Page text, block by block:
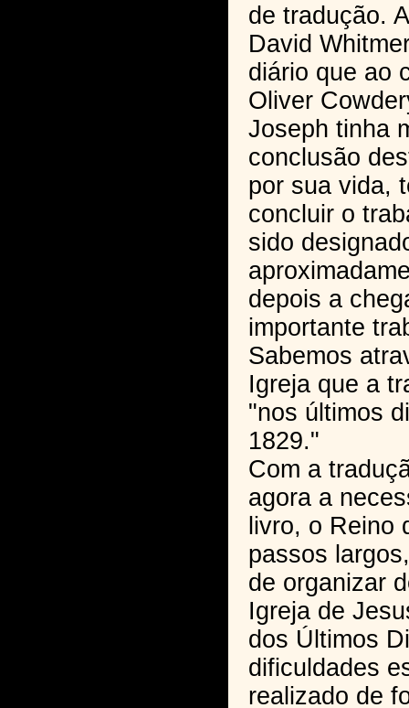
de tradução.
David
diário que ao
Oliver
Joseph tinha
conclusão
por sua vida,
concluir o
sido
depois a
importante
Sabemos
Igreja que a
"nos últimos
1829."
Com a
agora a
livro, o Reino
passos
de organizar
Igreja de
dos Últimos
dificuldades
realizado de